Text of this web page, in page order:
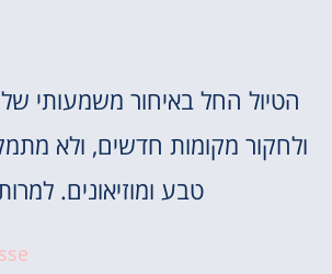
הטיול החל באיחור משמעותי
ולחקור מקומות חדשים, ולא
טבע ומוזיאונים.